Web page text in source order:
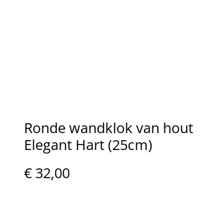
Ronde wandklok van hout
Elegant Hart (25cm)
€ 32,00